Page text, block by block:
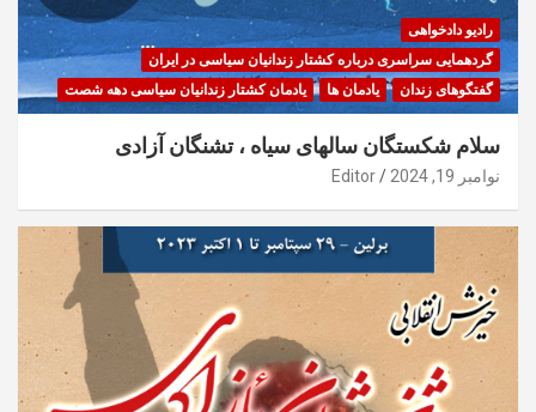
رادیو دادخواهی
گردهمایی سراسری درباره کشتار زندانیان سیاسی در ایران
گفتگوهای زندان
یادمان ها یادمان کشتار زندانیان سیاسی دهه شصت
سلام شکستگان سالهای سیاه ، تشنگان آزادی
نوامبر 19, 2024 Editor